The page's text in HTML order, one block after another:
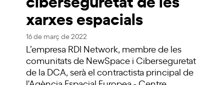
xarxes espacials
16 de març de 2022
L’empresa RDI Network, membre de les
comunitats de NewSpace i Ciberseguretat
de la DCA, serà el contractista principal de